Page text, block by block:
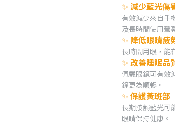
✨ 減少藍光傷
有效減少來自手
及長時間使用螢
✨ 降低眼睛疲
長時間用眼，能
✨ 改善睡眠品
佩戴眼鏡可有效
鐘更為順暢。
✨ 保護黃斑部
長期接觸藍光可
眼睛保持健康。